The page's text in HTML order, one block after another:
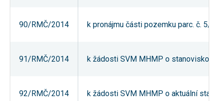
90/RMČ/2014 k pronájmu části pozemku parc. č. 5/
91/RMČ/2014 k žádosti SVM MHMP o stanovisko k
92/RMČ/2014 k žádosti SVM MHMP o aktuální